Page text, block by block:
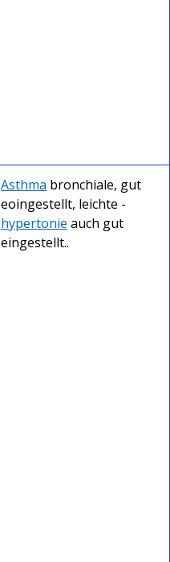
Asthma bronchiale, gut
eoingestellt, leichte -
hypertonie auch gut
eingestellt..